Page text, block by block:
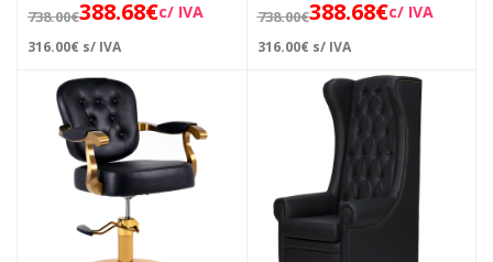
738.00€388.68€c/ IVA
316.00€ s/ IVA
738.00€388.68€c/ IVA
316.00€ s/ IVA